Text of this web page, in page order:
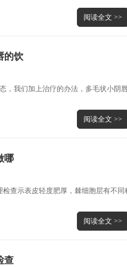
阅读全文 >>
的饮
，我们加上治疗的办法，多毛状小阴
阅读全文 >>
哪
查示表皮轻度肥厚，棘细胞层有不同
阅读全文 >>
查